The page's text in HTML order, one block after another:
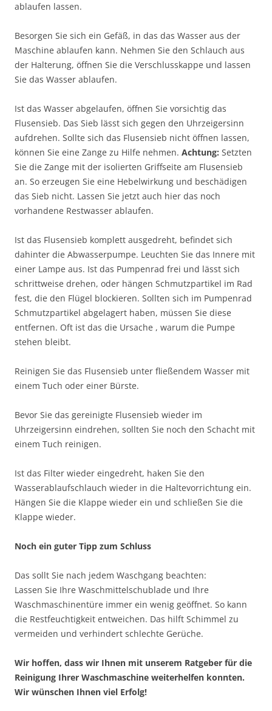
ablaufen lassen.
Besorgen Sie sich ein Gefäß, in das das Wasser aus der
Maschine ablaufen kann. Nehmen Sie den Schlauch aus
der Halterung, öffnen Sie die Verschlusskappe und lassen
Sie das Wasser ablaufen.
Ist das Wasser abgelaufen, öffnen Sie vorsichtig das
Flusensieb. Das Sieb lässt sich gegen den Uhrzeigersinn
aufdrehen. Sollte sich das Flusensieb nicht öffnen lassen,
können Sie eine Zange zu Hilfe nehmen. Achtung: Setzten
Sie die Zange mit der isolierten Griffseite am Flusensieb
an. So erzeugen Sie eine Hebelwirkung und beschädigen
das Sieb nicht. Lassen Sie jetzt auch hier das noch
vorhandene Restwasser ablaufen.
Ist das Flusensieb komplett ausgedreht, befindet sich
dahinter die Abwasserpumpe. Leuchten Sie das Innere mit
einer Lampe aus. Ist das Pumpenrad frei und lässt sich
schrittweise drehen, oder hängen Schmutzpartikel im Rad
fest, die den Flügel blockieren. Sollten sich im Pumpenrad
Schmutzpartikel abgelagert haben, müssen Sie diese
entfernen. Oft ist das die Ursache , warum die Pumpe
stehen bleibt.
Reinigen Sie das Flusensieb unter fließendem Wasser mit
einem Tuch oder einer Bürste.
Bevor Sie das gereinigte Flusensieb wieder im
Uhrzeigersinn eindrehen, sollten Sie noch den Schacht mit
einem Tuch reinigen.
Ist das Filter wieder eingedreht, haken Sie den
Wasserablaufschlauch wieder in die Haltevorrichtung ein.
Hängen Sie die Klappe wieder ein und schließen Sie die
Klappe wieder.
Noch ein guter Tipp zum Schluss
Das sollt Sie nach jedem Waschgang beachten:
Lassen Sie Ihre Waschmittelschublade und Ihre
Waschmaschinentüre immer ein wenig geöffnet. So kann
die Restfeuchtigkeit entweichen. Das hilft Schimmel zu
vermeiden und verhindert schlechte Gerüche.
Wir hoffen, dass wir Ihnen mit unserem Ratgeber für die
Reinigung Ihrer Waschmaschine weiterhelfen konnten.
Wir wünschen Ihnen viel Erfolg!